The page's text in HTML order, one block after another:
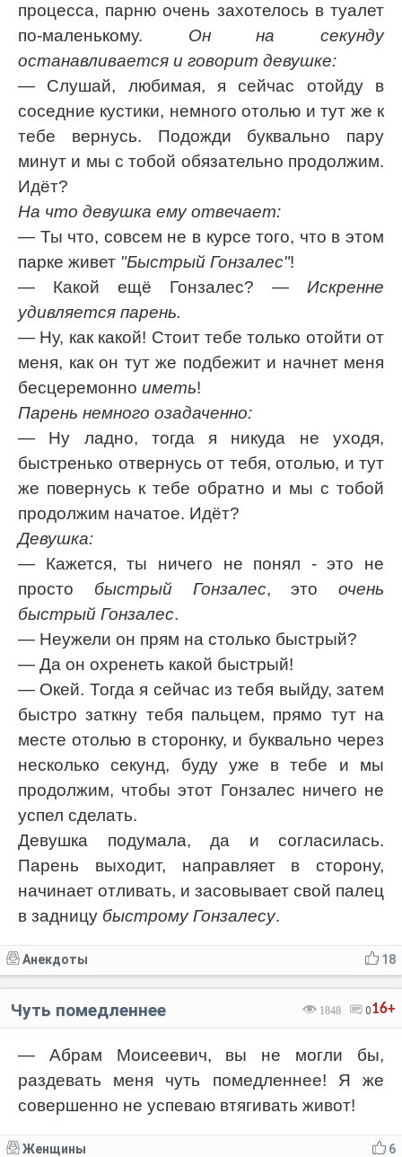
процесса, паpню очень захотелось в туалет
по-маленькому. Он на секунду
останавливается и говорит девушке:
— Слушай, любимая, я сейчас отойду в
соседние кустики, немного отолью и тут же к
тебе вернусь. Подожди буквально пару
минут и мы с тобой обязательно продолжим.
Идёт?
На что девушка ему отвечает:
— Ты что, совсем не в курсе того, что в этом
парке живет "Быстрый Гонзалес"!
— Какой ещё Гонзалес? — Искренне
удивляется парень.
— Hу, как какой! Стоит тебе только отойти от
меня, как он тут же подбежит и начнет меня
бесцеремонно иметь!
Парень немного озадаченно:
— Hу ладно, тогда я никуда не уходя,
быстренько отвернусь от тебя, отолью, и тут
же повернусь к тебе обратно и мы с тобой
продолжим начатое. Идёт?
Девушка:
— Кажется, ты ничего не понял - это не
просто быстрый Гонзалес, это очень
быстрый Гонзалес.
— Неужели он прям на столько быстрый?
— Да он охренеть какой быстрый!
— Окей. Тогда я сейчас из тебя выйду, затем
быстро заткну тебя пальцем, прямо тут на
месте отолью в сторонку, и буквально через
несколько секунд, буду уже в тебе и мы
продолжим, чтобы этот Гонзалес ничего не
успел сделать.
Девушка подумала, да и согласилась.
Парень выходит, направляет в сторону,
начинает отливать, и засовывает свой палец
в задницу быстрому Гонзалесу.
18
Анекдоты
16+
1848 0
Чуть помедленнее
— Абрам Моисеевич, вы не могли бы,
раздевать меня чуть помедленнее! Я же
совершенно не успеваю втягивать живот!
6
Женщины